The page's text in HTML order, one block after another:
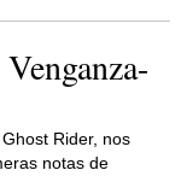
Rider, nos
notas de